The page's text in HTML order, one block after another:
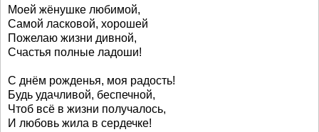
Моей жёнушке любимой,
Самой ласковой, хорошей
Пожелаю жизни дивной,
Счастья полные ладоши!
С днём рожденья, моя радость!
Будь удачливой, беспечной,
Чтоб всё в жизни получалось,
И любовь жила в сердечке!